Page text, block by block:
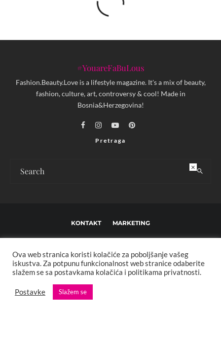
#YouareFaBuLous
Fashion.Beauty.Love is a lifestyle magazine. It's a mix of beauty,
fashion, culture, art, controversy & cool! Made in
Bosnia&Herzegovina!
Pretraga
KONTAKT MARKETING
IMPRESSUM O NAMA
Copyright © 2013 - 2025 FBL creative. Sva prava zadržana. Developed by:
XStreamThemes
Ova web stranica koristi kolačiće za poboljšanje vašeg
iskustva. Za potpunu funkcionalnost web stranice odaberite
slažem se sa postavkama kolačića i politikama privatnosti.
Postavke Slažem se
×